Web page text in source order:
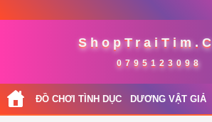
0795123098
ĐỒ CHƠI TÌNH DỤC DƯƠNG VẬT GIẢ